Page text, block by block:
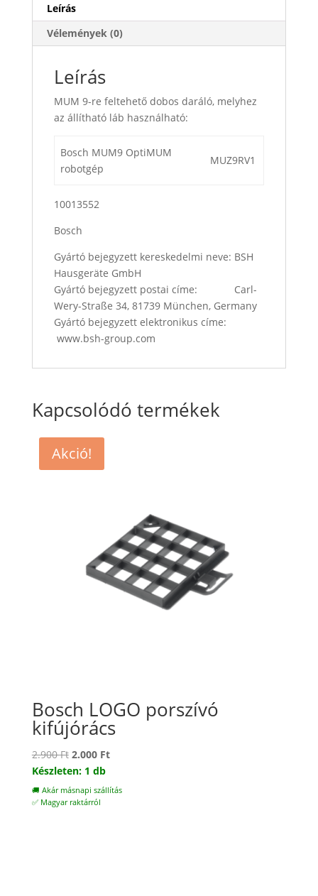
Leírás
Vélemények (0)
Leírás
MUM 9-re feltehető dobos daráló, melyhez
az állítható láb használható:
Bosch MUM9 OptiMUM
robotgép
MUZ9RV1
10013552
Bosch
Gyártó bejegyzett kereskedelmi neve: BSH
Hausgeräte GmbH
Gyártó bejegyzett postai címe: Carl-
Wery-Straße 34, 81739 München, Germany
Gyártó bejegyzett elektronikus címe:
www.bsh-group.com
Kapcsolódó termékek
Akció!
Bosch LOGO porszívó
kifújórács
2.900Ft Original
price
was:
2.900 Ft.
2.000 FtCurrent
is:
Készleten: 1 db
🚚 Akár másnapi szállítás
✅ Magyar raktárról